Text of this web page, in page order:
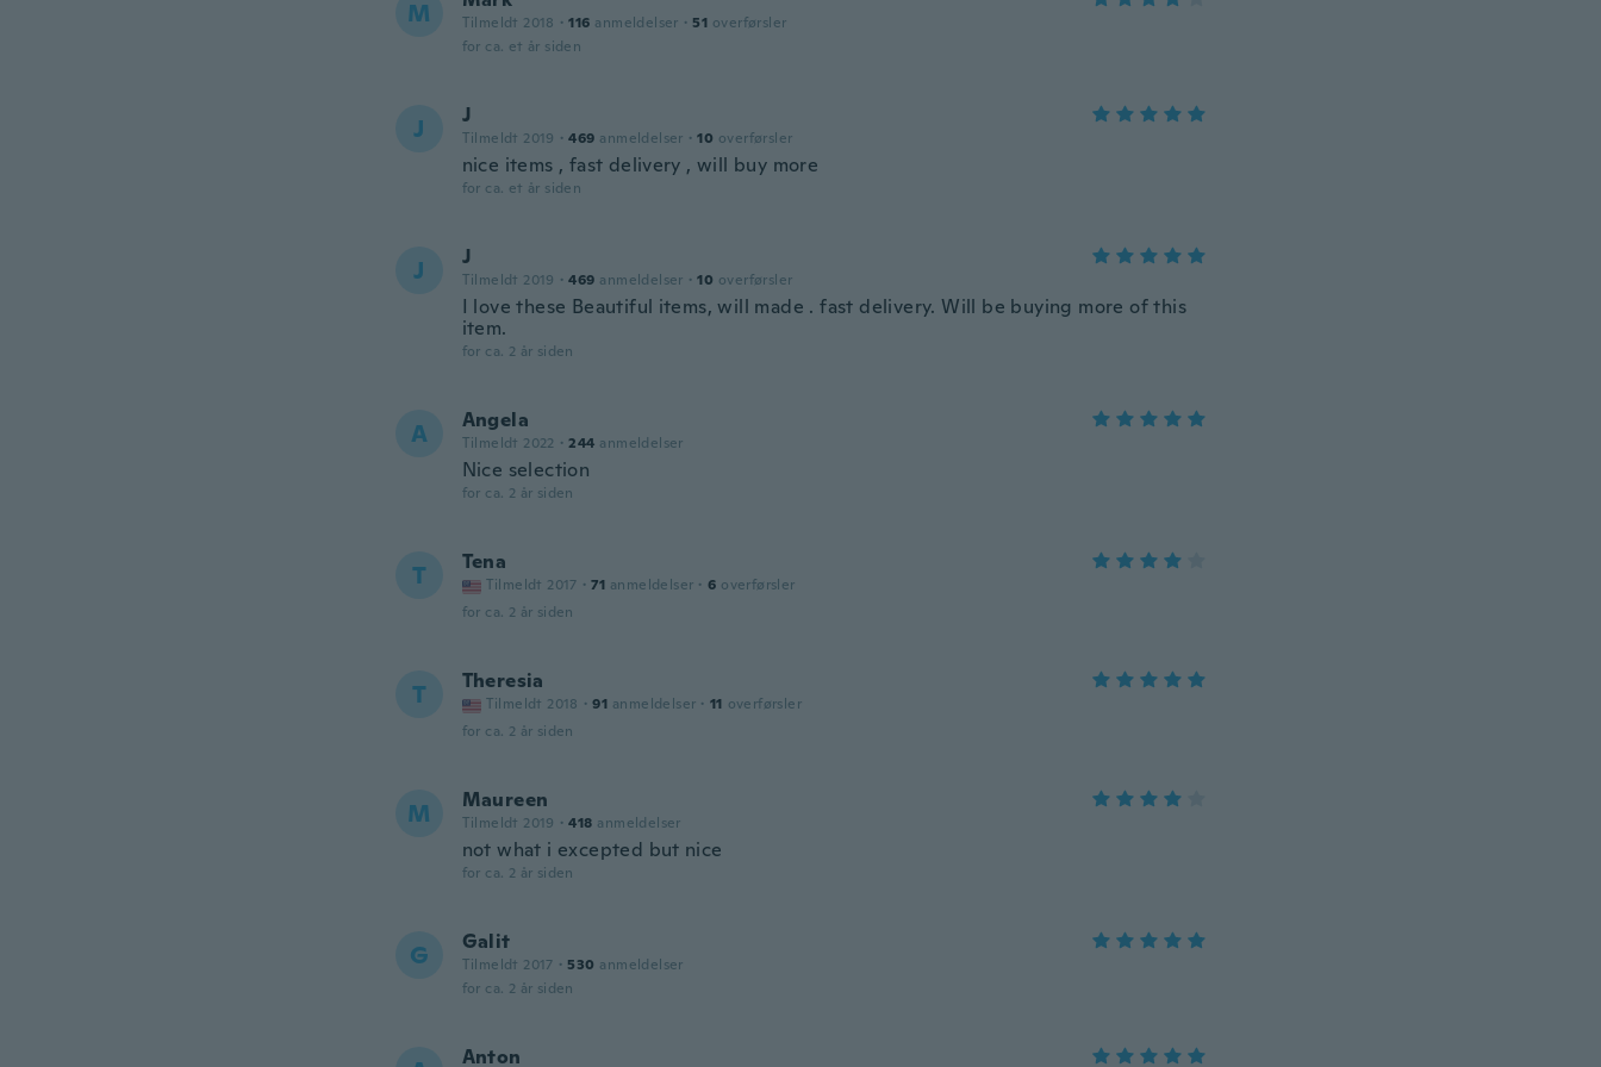
M Tilmeldt 2018 · 116 anmeldelser · 51 overførsler
for ca. et år siden
J J
Tilmeldt 2019 · 469 anmeldelser · 10 overførsler
nice items , fast delivery , will buy more
for ca. et år siden
J J
Tilmeldt 2019 · 469 anmeldelser · 10 overførsler
I love these Beautiful items, will made . fast delivery. Will be buying more of this
item.
for ca. 2 år siden
A Angela
Tilmeldt 2022 · 244 anmeldelser
Nice selection
for ca. 2 år siden
T Tena
Tilmeldt 2017 · 71 anmeldelser · 6 overførsler
for ca. 2 år siden
T Theresia
Tilmeldt 2018 · 91 anmeldelser · 11 overførsler
for ca. 2 år siden
M Maureen
Tilmeldt 2019 · 418 anmeldelser
not what i excepted but nice
for ca. 2 år siden
G Galit
Tilmeldt 2017 · 530 anmeldelser
for ca. 2 år siden
Anton